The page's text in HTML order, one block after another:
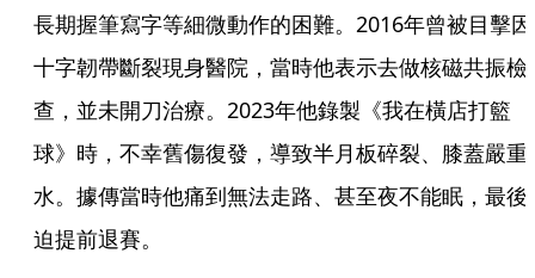
長期握筆寫字等細微動作的困難。2016年曾被目擊因
十字韌帶斷裂現身醫院，當時他表示去做核磁共振檢
查，並未開刀治療。2023年他錄製《我在橫店打籃
球》時，不幸舊傷復發，導致半月板碎裂、膝蓋嚴重
水。據傳當時他痛到無法走路、甚至夜不能眠，最後
迫提前退賽。